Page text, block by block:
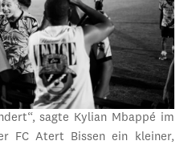
sagte Kylian Mbappé im
FC Atert Bissen ein kleiner,